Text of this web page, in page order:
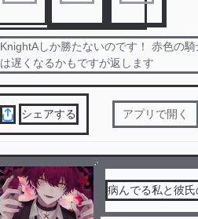
KnightAしか勝たないのです！ 赤色の
は遅くなるかもですが返します
シェアする アプリで開く
病んでる私と彼氏